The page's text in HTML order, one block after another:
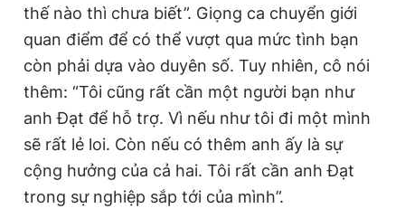
thế nào thì chưa biết”. Giọng ca chuyển giới
quan điểm để có thể vượt qua mức tình bạn
còn phải dựa vào duyên số. Tuy nhiên, cô nói
thêm: “Tôi cũng rất cần một người bạn như
anh Đạt để hỗ trợ. Vì nếu như tôi đi một mình
sẽ rất lẻ loi. Còn nếu có thêm anh ấy là sự
cộng hưởng của cả hai. Tôi rất cần anh Đạt
trong sự nghiệp sắp tới của mình”.